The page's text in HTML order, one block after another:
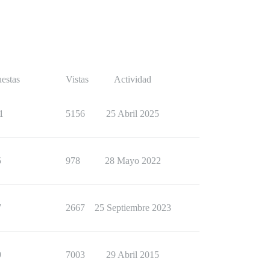
Vistas Actividad
5156 25 Abril 2025
978 28 Mayo 2022
2667 25 Septiembre 2023
7003 29 Abril 2015